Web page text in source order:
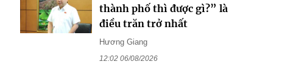
thành phố thì được gì?” là
điều trăn trở nhất
Hương Giang
12:02 06/08/2026